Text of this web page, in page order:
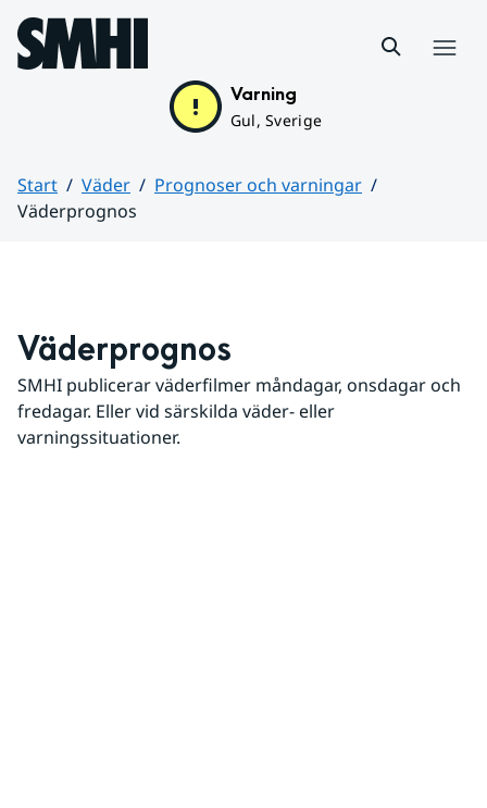
Hoppa till sidans innehåll
Varning
Gul, Sverige
Start Väder
Prognoser och varningar
Väderprognos
Väderprognos
SMHI publicerar väderfilmer måndagar, onsdagar och
fredagar. Eller vid särskilda väder- eller
varningssituationer.